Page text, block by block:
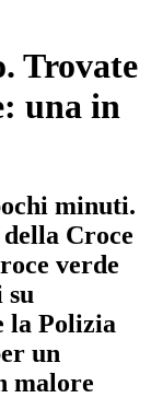
Trovate
una in
minuti.
Croce
verde
su
la Polizia
un
malore